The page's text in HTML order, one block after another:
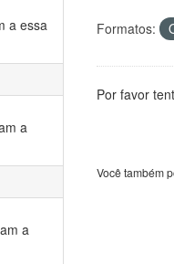
a essa
a
a
Formatos:
Por favor
Você também